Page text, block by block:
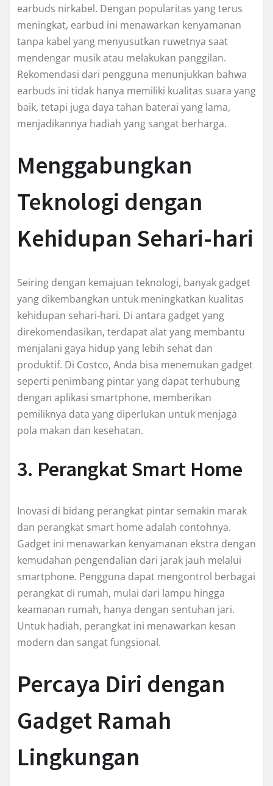
earbuds nirkabel. Dengan popularitas yang terus
meningkat, earbud ini menawarkan kenyamanan
tanpa kabel yang menyusutkan ruwetnya saat
mendengar musik atau melakukan panggilan.
Rekomendasi dari pengguna menunjukkan bahwa
earbuds ini tidak hanya memiliki kualitas suara yang
baik, tetapi juga daya tahan baterai yang lama,
menjadikannya hadiah yang sangat berharga.
Menggabungkan
Teknologi dengan
Kehidupan Sehari-hari
Seiring dengan kemajuan teknologi, banyak gadget
yang dikembangkan untuk meningkatkan kualitas
kehidupan sehari-hari. Di antara gadget yang
direkomendasikan, terdapat alat yang membantu
menjalani gaya hidup yang lebih sehat dan
produktif. Di Costco, Anda bisa menemukan gadget
seperti penimbang pintar yang dapat terhubung
dengan aplikasi smartphone, memberikan
pemiliknya data yang diperlukan untuk menjaga
pola makan dan kesehatan.
3. Perangkat Smart Home
Inovasi di bidang perangkat pintar semakin marak
dan perangkat smart home adalah contohnya.
Gadget ini menawarkan kenyamanan ekstra dengan
kemudahan pengendalian dari jarak jauh melalui
smartphone. Pengguna dapat mengontrol berbagai
perangkat di rumah, mulai dari lampu hingga
keamanan rumah, hanya dengan sentuhan jari.
Untuk hadiah, perangkat ini menawarkan kesan
modern dan sangat fungsional.
Percaya Diri dengan
Gadget Ramah
Lingkungan